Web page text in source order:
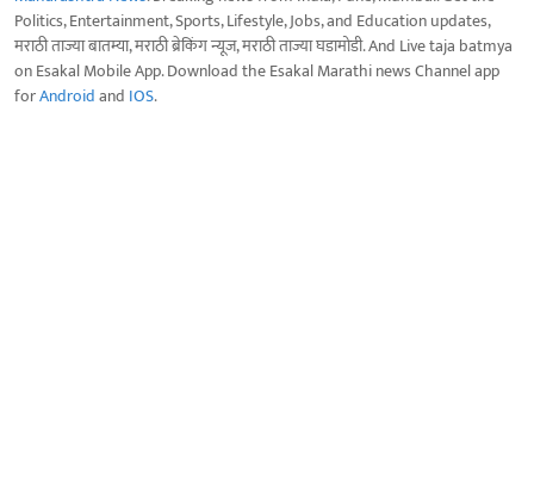
Politics, Entertainment, Sports, Lifestyle, Jobs, and Education updates,
मराठी ताज्या बातम्या, मराठी ब्रेकिंग न्यूज, मराठी ताज्या घडामोडी. And Live taja batmya
on Esakal Mobile App. Download the Esakal Marathi news Channel app
forAndroidand IOS.